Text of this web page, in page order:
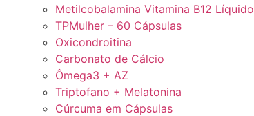
Metilcobalamina Vitamina B12 Líquido
TPMulher – 60 Cápsulas
Oxicondroitina
Carbonato de Cálcio
Ômega3 + AZ
Triptofano + Melatonina
Cúrcuma em Cápsulas